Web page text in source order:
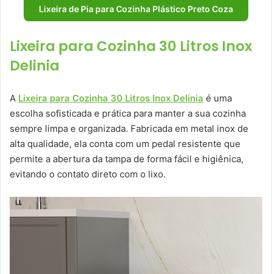
Lixeira de Pia para Cozinha Plástico Preto Coza
Lixeira para Cozinha 30 Litros Inox
Delinia
A Lixeira para Cozinha 30 Litros Inox Delinia é uma
escolha sofisticada e prática para manter a sua cozinha
sempre limpa e organizada. Fabricada em metal inox de
alta qualidade, ela conta com um pedal resistente que
permite a abertura da tampa de forma fácil e higiênica,
evitando o contato direto com o lixo.